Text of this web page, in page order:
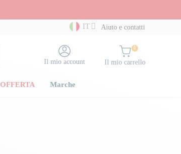
IT
Aiuto e contatti
Il mio account
0
Il mio carrello
OFFERTA Marche